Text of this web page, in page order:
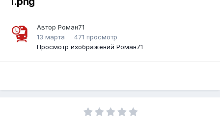
Автор Роман71
13 марта
471 просмотр
Просмотр изображений Роман71